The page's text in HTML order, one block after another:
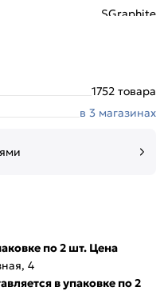
SGraphite
1752 товара
в 3 магазинах
по 2 шт. Цена
4
в упаковке по 2